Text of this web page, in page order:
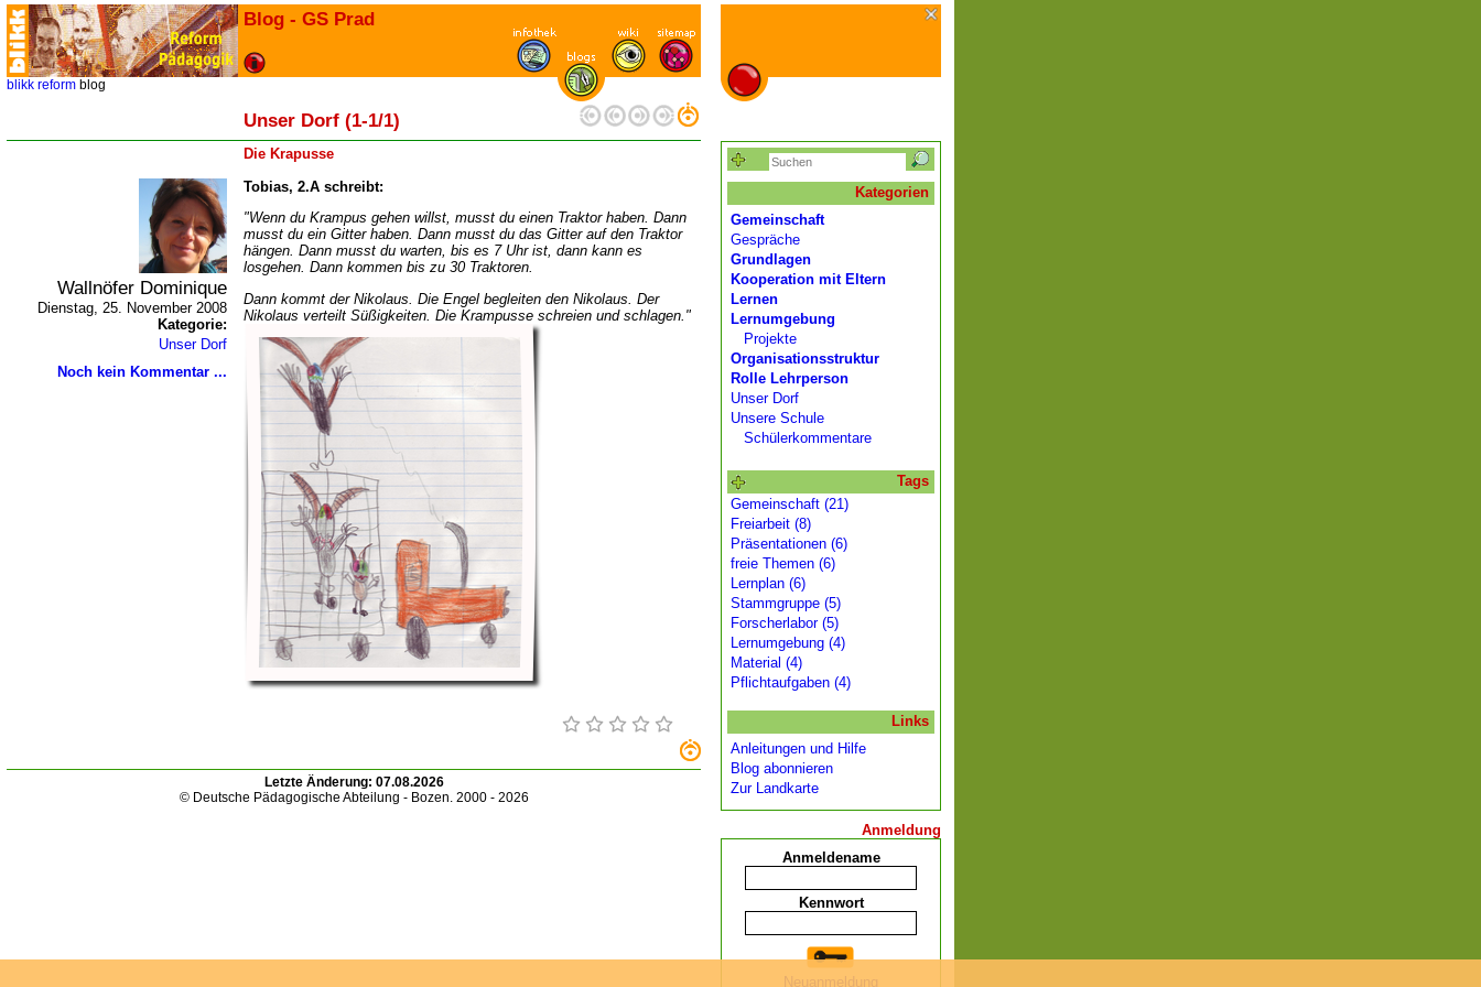
Blog - GS Prad
blikk reform blog
Unser Dorf (1-1/1)
Die Krapusse
Wallnöfer Dominique
Dienstag, 25. November 2008
Kategorie:
Unser Dorf
Noch kein Kommentar ...
Tobias, 2.A schreibt:
"Wenn du Krampus gehen willst, musst du einen Traktor haben. Dann
musst du ein Gitter haben. Dann musst du das Gitter auf den Traktor
hängen. Dann musst du warten, bis es 7 Uhr ist, dann kann es
losgehen. Dann kommen bis zu 30 Traktoren.
Dann kommt der Nikolaus. Die Engel begleiten den Nikolaus. Der
Nikolaus verteilt Süßigkeiten. Die Krampusse schreien und schlagen."
Letzte Änderung: 07.08.2026
© Deutsche Pädagogische Abteilung - Bozen. 2000 - 2026
Kategorien
Gemeinschaft
Gespräche
Grundlagen
Kooperation mit Eltern
Lernen
Lernumgebung
Projekte
Organisationsstruktur
Rolle Lehrperson
Unser Dorf
Unsere Schule
Schülerkommentare
Tags
Gemeinschaft (21)
Freiarbeit (8)
Präsentationen (6)
freie Themen (6)
Lernplan (6)
Stammgruppe (5)
Forscherlabor (5)
Lernumgebung (4)
Material (4)
Pflichtaufgaben (4)
Links
Anleitungen und Hilfe
Blog abonnieren
Zur Landkarte
Anmeldung
Anmeldename
Kennwort
Neuanmeldung